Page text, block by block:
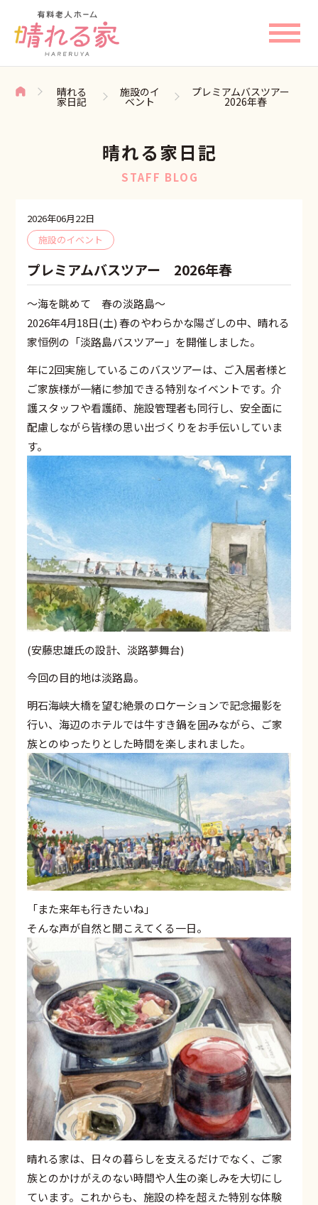
晴れる
家日記
施設のイ
ベント
プレミアムバスツアー
2026年春
晴れる家日記
STAFF BLOG
2026年06月22日
施設のイベント
プレミアムバスツアー 2026年春
〜海を眺めて 春の淡路島〜
2026年4月18日(土) 春のやわらかな陽ざしの中、晴れる
家恒例の「淡路島バスツアー」を開催しました。
年に2回実施しているこのバスツアーは、ご入居者様と
ご家族様が一緒に参加できる特別なイベントです。介
護スタッフや看護師、施設管理者も同行し、安全面に
配慮しながら皆様の思い出づくりをお手伝いしていま
す。
(安藤忠雄氏の設計、淡路夢舞台)
今回の目的地は淡路島。
明石海峡大橋を望む絶景のロケーションで記念撮影を
行い、海辺のホテルでは牛すき鍋を囲みながら、ご家
族とのゆったりとした時間を楽しまれました。
「また来年も行きたいね」
そんな声が自然と聞こえてくる一日。
晴れる家は、日々の暮らしを支えるだけでなく、ご家
族とのかけがえのない時間や人生の楽しみを大切にし
ています。これからも、施設の枠を超えた特別な体験